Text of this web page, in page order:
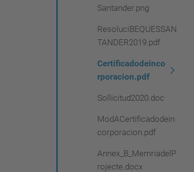
Santander.png
ResoluciBEQUESSAN
TANDER2019.pdf
Certificadodeinco
rporacion.pdf
Sollicitud2020.doc
ModACertificadodein
corporacion.pdf
Annex_B_MemriadelP
rojecte.docx